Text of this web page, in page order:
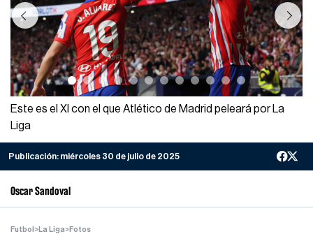
Previous Next
Este es el XI con el que Atlético de Madrid peleará por La
Liga
Publicación: miércoles 30 de julio de 2025
Oscar Sandoval
Futbol >La Liga>Fotos